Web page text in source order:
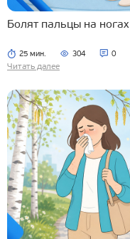
Болят пальцы на ногах
25 мин. 304 0
Читать далее